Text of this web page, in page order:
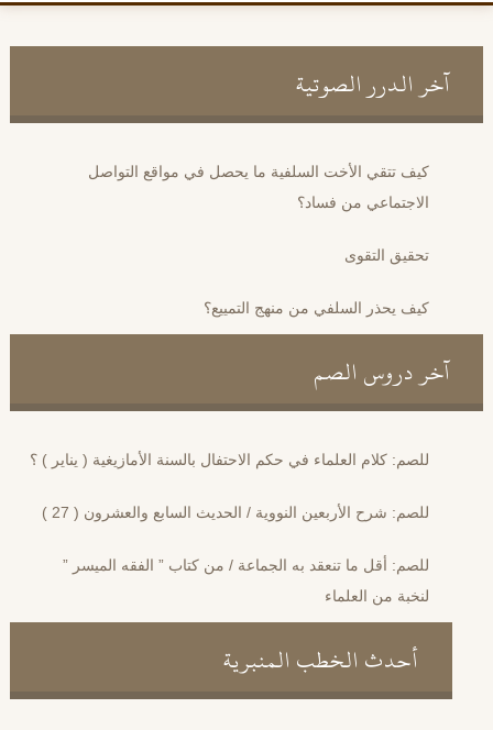
آخر الدرر الصوتية
كيف تتقي الأخت السلفية ما يحصل في مواقع التواصل
الاجتماعي من فساد؟
تحقيق التقوى
كيف يحذر السلفي من منهج التمييع؟
آخر دروس الصم
للصم: كلام العلماء في حكم الاحتفال بالسنة الأمازيغية ( يناير ) ؟
للصم: شرح الأربعين النووية / الحديث السابع والعشرون ( 27 )
للصم: أقل ما تنعقد به الجماعة / من كتاب ” الفقه الميسر ”
لنخبة من العلماء
أحدث الخطب المنبرية